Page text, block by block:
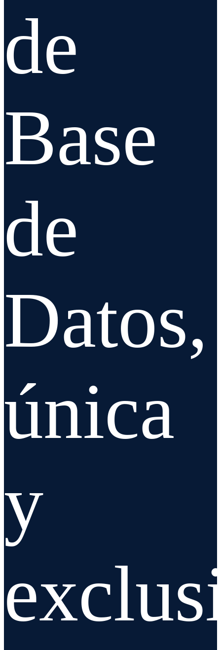
de
Base
de
Datos,
única
y